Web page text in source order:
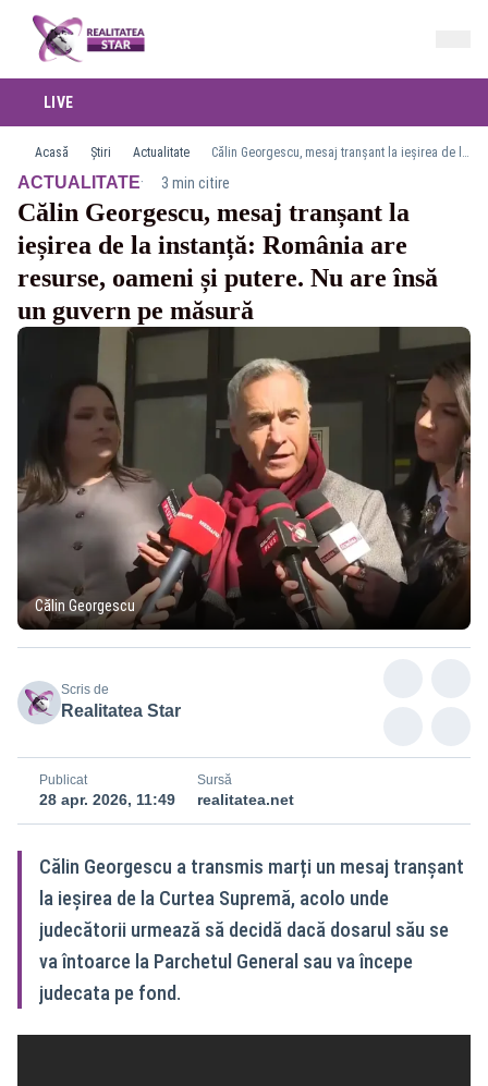
LIVE
Acasă Știri Actualitate Călin Georgescu, mesaj tranșant la ieșirea de la instanță: România are resurse, oameni și putere. Nu are însă un guvern pe măsură
ACTUALITATE· 3 min citire
Călin Georgescu, mesaj tranșant la
ieșirea de la instanță: România are
resurse, oameni și putere. Nu are însă
un guvern pe măsură
Călin Georgescu
Scris de
Realitatea Star
Publicat
28 apr. 2026, 11:49
Sursă
realitatea.net
Călin Georgescu a transmis marți un mesaj tranșant
la ieșirea de la Curtea Supremă, acolo unde
judecătorii urmează să decidă dacă dosarul său se
va întoarce la Parchetul General sau va începe
judecata pe fond.